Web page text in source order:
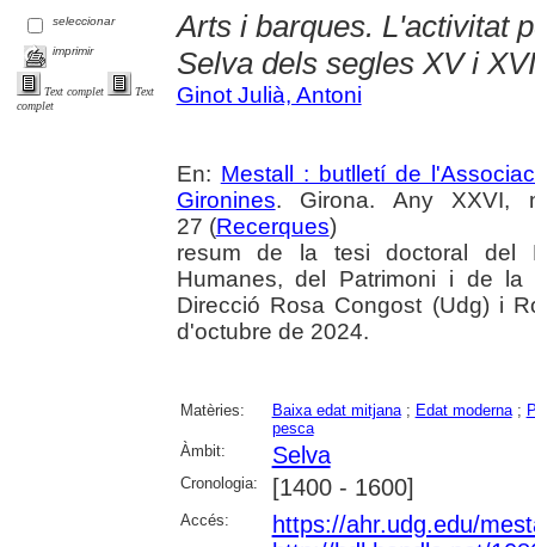
seleccionar
imprimir
Text complet
Text
complet
Arts i barques. L'activitat
Selva dels segles XV i XVI
Ginot Julià, Antoni
En: Mestall : butlletí de
Gironines. Girona. Any XXVI,
27 (Recerques)
resum de la tesi doctoral del
Humanes, del Patrimoni i de
Direcció Rosa Congost (Udg) i
d'octubre de 2024.
Matèries: Baixa edat mitjana; Edat moderna;
pesca
Àmbit:
Selva
Cronologia: [1400 - 1600]
Accés:
https://ahr.udg.edu/